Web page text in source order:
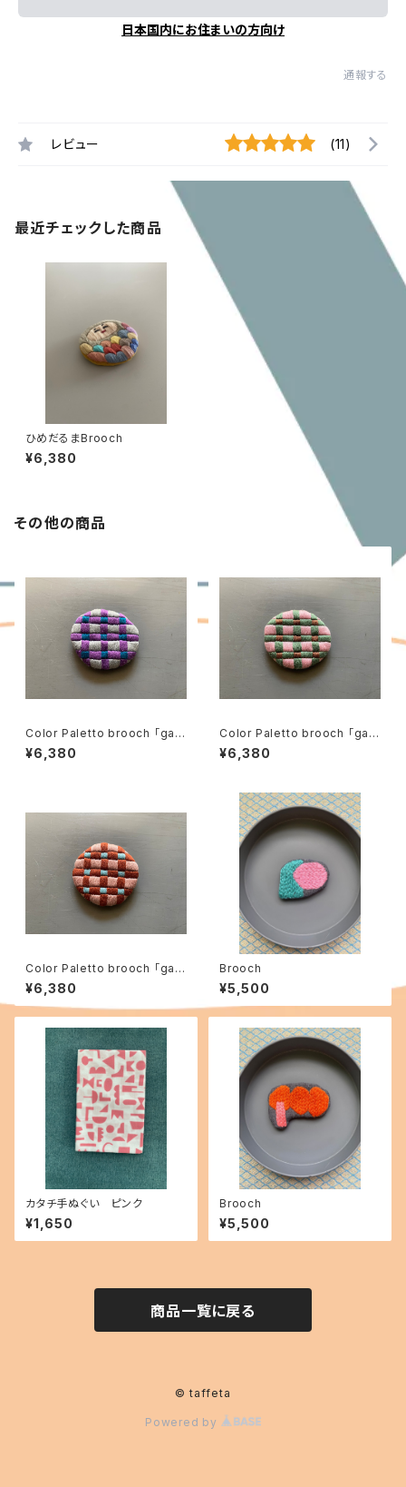
日本国内にお住まいの方向け
通報する
レビュー (11)
最近チェックした商品
ひめだるまBrooch
¥6,380
その他の商品
Color Paletto brooch 「gar
den」09
¥6,380
Color Paletto brooch 「gar
den」06
¥6,380
Color Paletto brooch 「gar
den」07
¥6,380
Brooch
¥5,500
カタチ手ぬぐい ピンク
¥1,650
Brooch
¥5,500
商品一覧に戻る
© taffeta
Powered by